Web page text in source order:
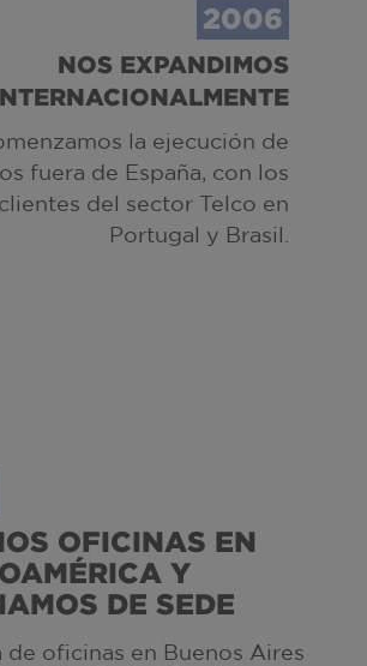
2006
NOS EXPANDIMOS
la ejecución de
fuera de España, con los
del sector Telco en
Portugal y Brasil.
OFICINAS EN
Y
DE SEDE
de oficinas en Buenos Aires